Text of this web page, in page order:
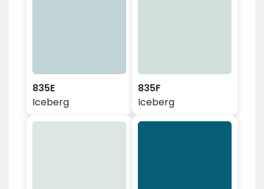
835E
Iceberg
835F
Iceberg